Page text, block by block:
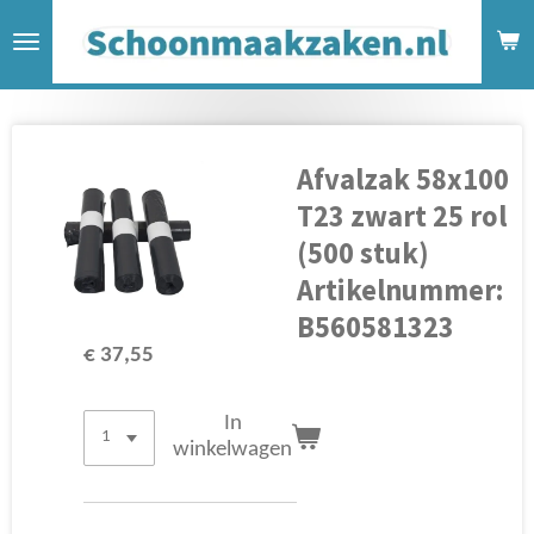
direct
Afvalzak 58x100
T23 zwart 25 rol
(500 stuk)
Artikelnummer:
B560581323
€ 37,55
In
winkelwagen